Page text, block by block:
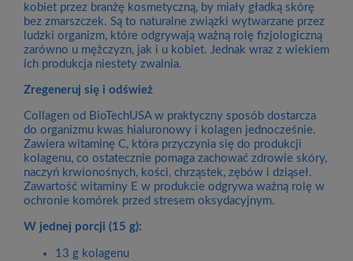
kobiet przez branżę kosmetyczną, by miały gładką skórę
bez zmarszczek. Są to naturalne związki wytwarzane przez
ludzki organizm, które odgrywają ważną rolę fizjologiczną
zarówno u mężczyzn, jak i u kobiet. Jednak wraz z wiekiem
ich produkcja niestety zwalnia.
Zregeneruj się i odśwież
Collagen od BioTechUSA w praktyczny sposób dostarcza
do organizmu kwas hialuronowy i kolagen jednocześnie.
Zawiera witaminę C, która przyczynia się do produkcji
kolagenu, co ostatecznie pomaga zachować zdrowie skóry,
naczyń krwionośnych, kości, chrząstek, zębów i dziąseł.
Zawartość witaminy E w produkcie odgrywa ważną rolę w
ochronie komórek przed stresem oksydacyjnym.
W jednej porcji (15 g):
13 g kolagenu